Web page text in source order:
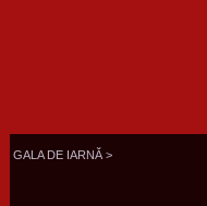
GALA DE IARNĂ >